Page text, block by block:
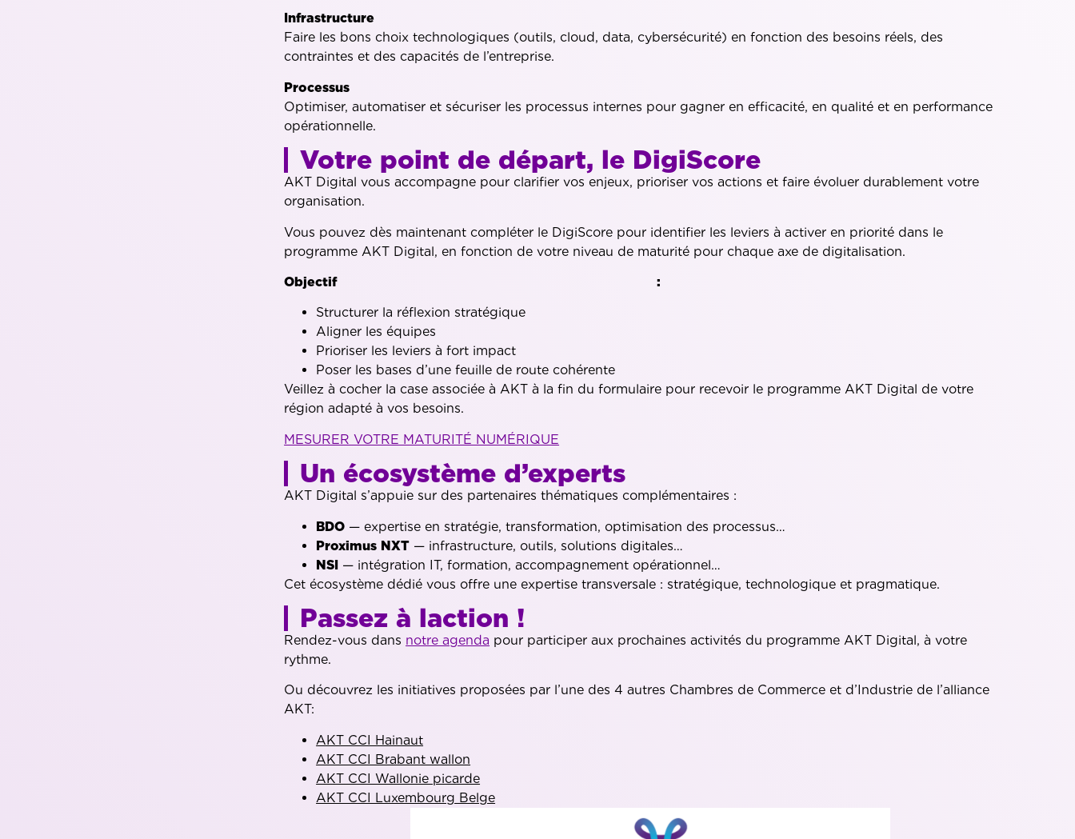
Infrastructure
Faire les bons choix technologiques (outils, cloud, data, cybersécurité) en fonction des besoins réels, des
contraintes et des capacités de l’entreprise.
Processus
Optimiser, automatiser et sécuriser les processus internes pour gagner en efficacité, en qualité et en performance
opérationnelle.
Votre point de départ, le DigiScore
AKT Digital vous accompagne pour clarifier vos enjeux, prioriser vos actions et faire évoluer durablement votre
organisation.
Vous pouvez dès maintenant compléter le DigiScore pour identifier les leviers à activer en priorité dans le
programme AKT Digital, en fonction de votre niveau de maturité pour chaque axe de digitalisation.
Objectif :
Structurer la réflexion stratégique
Aligner les équipes
Prioriser les leviers à fort impact
Poser les bases d’une feuille de route cohérente
Veillez à cocher la case associée à AKT à la fin du formulaire pour recevoir le programme AKT Digital de votre
région adapté à vos besoins.
MESURER VOTRE MATURITÉ NUMÉRIQUE
Un écosystème d’experts
AKT Digital s’appuie sur des partenaires thématiques complémentaires :
BDO — expertise en stratégie, transformation, optimisation des processus…
Proximus NXT — infrastructure, outils, solutions digitales…
NSI — intégration IT, formation, accompagnement opérationnel…
Cet écosystème dédié vous offre une expertise transversale : stratégique, technologique et pragmatique.
Passez à laction !
Rendez-vous dans notre agenda pour participer aux prochaines activités du programme AKT Digital, à votre
rythme.
Ou découvrez les initiatives proposées par l’une des 4 autres Chambres de Commerce et d’Industrie de l’alliance
AKT:
AKT CCI Hainaut
AKT CCI Brabant wallon
AKT CCI Wallonie picarde
AKT CCI Luxembourg Belge